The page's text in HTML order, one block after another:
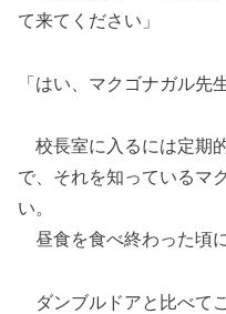
て来てください」
「はい、マクゴナガル先
校長室に入るには定期
で、それを知っているマ
い。
昼食を食べ終わった頃
ダンブルドアと比べて